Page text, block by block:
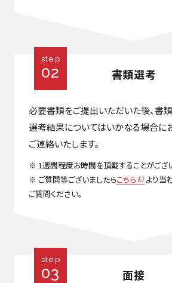
step
02 書類選考
必要書類をご提出いただいた後、書
選考結果についてはいかなる場合に
ご連絡いたします。
※ 1週間程度お時間を頂戴することがござい
※ ご質問等ございましたらこちら
より当
ご質問ください。
step
03 面接